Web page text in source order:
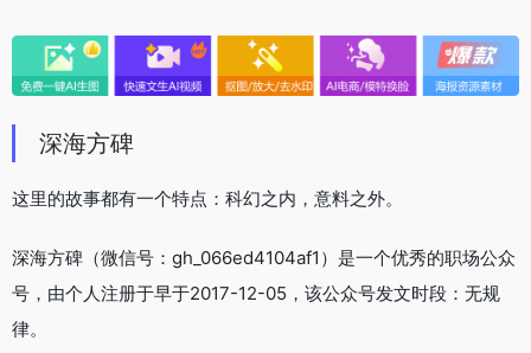
深海方碑
这里的故事都有一个特点：科幻之内，意料之外。
深海方碑（微信号：gh_066ed4104af1）是一个优秀的职场公众
号，由个人注册于早于2017-12-05，该公众号发文时段：无规
律。